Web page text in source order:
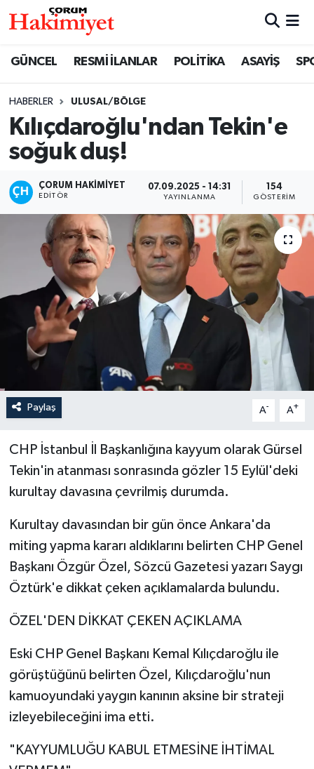
GÜNCEL RESMİ İLANLAR POLİTİKA ASAYİŞ
HABERLER ULUSAL/BÖLGE
Kılıçdaroğlu'ndan Tekin'e
soğuk duş!
ÇORUM HAKIMIYET
EDITÖR
07.09.2025 - 14:31
YAYINLANMA
154
GÖSTERIM
Paylaş A- A+
CHP İstanbul İl Başkanlığına kayyum olarak Gürsel
Tekin'in atanması sonrasında gözler 15 Eylül'deki
kurultay davasına çevrilmiş durumda.
Kurultay davasından bir gün önce Ankara'da
miting yapma kararı aldıklarını belirten CHP Genel
Başkanı Özgür Özel, Sözcü Gazetesi yazarı Saygı
Öztürk'e dikkat çeken açıklamalarda bulundu.
ÖZEL'DEN DİKKAT ÇEKEN AÇIKLAMA
Eski CHP Genel Başkanı Kemal Kılıçdaroğlu ile
görüştüğünü belirten Özel, Kılıçdaroğlu'nun
kamuoyundaki yaygın kanının aksine bir strateji
izleyebileceğini ima etti.
"KAYYUMLUĞU KABUL ETMESİNE İHTİMAL
SAĞLIK
ASAYİŞ
EKONOMİ
GÜNCEL
AKTÜEL
EĞİTİM
İLÇELER
TEKNOLOJİ
Nöbetçi Eczaneler
Çorum Namaz Vakitleri
Trafik Durumu
Süper Lig Puan Durumu ve Fikstür
Tüm Manşetler
Son Dakika Haberleri
Haber Arşivi